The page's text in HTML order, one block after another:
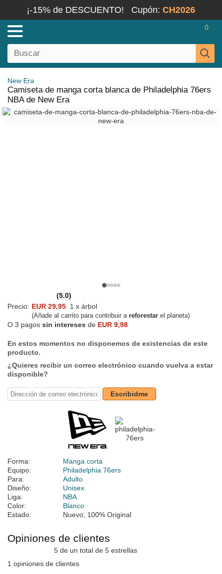
¡-15% de DESCUENTO! Cupón: CH2026
0
New Era
Camiseta de manga corta blanca de Philadelphia 76ers
NBA de New Era
(5.0)
Precio: EUR 29,95 1 x árbol
(Añade al carrito para contribuir a reforestar el planeta)
O 3 pagos sin intereses de EUR 9,98
En estos momentos no disponemos de existencias de este
producto.
¿Quieres recibir un correo electrónico cuando vuelva a estar
disponible?
Escribidme
Forma:
Manga corta
Equipo:
Philadelphia 76ers
Para:
Adulto
Diseño:
Unisex
Liga:
NBA
Color:
Blanco
Estado:
Nuevo; 100% Original
Opiniones de clientes
5 de un total de 5 estrellas
1 opiniones de clientes